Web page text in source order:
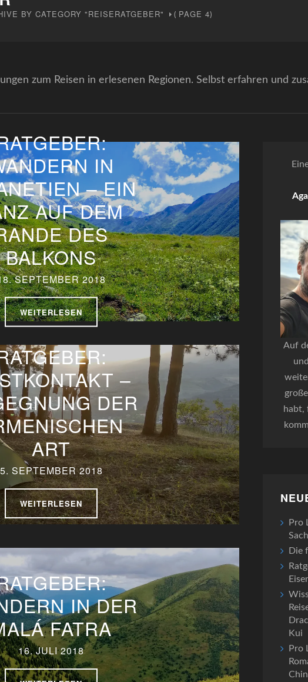
BY CATEGORY "REISERATGEBER" ( PAGE 4)
zum Reisen in erlesenen Regionen. Selbst erfahren und
IN
– EIN
AUF DEM
DES
BALKONS
SEPTEMBER 2018
WEITERLESEN
–
DER
ART
5. SEPTEMBER 2018
WEITERLESEN
IN DER
FATRA
16. JULI 2018
Auf
habt,
Pro
Die
Kui
Pro